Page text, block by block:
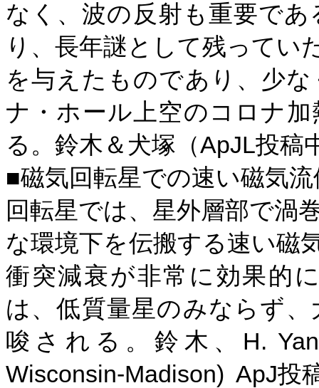
なく、波の反射も重要で
り、長年謎として残ってい
を与えたものであり、少
ナ・ホール上空のコロナ
る。 鈴木＆犬塚（ApJL投稿
■磁気回転星での速い磁気
回転星では、星外層部で渦
な環境下を伝搬する速い磁
衝突減衰が非常に効果的
は、低質量星のみならず
唆される。鈴木、 H.
Wisconsin-Madison) ApJ投